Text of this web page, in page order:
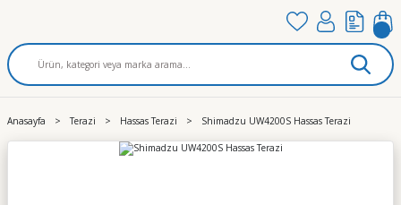
Anasayfa Terazi Hassas Terazi Shimadzu UW4200S Hassas Terazi